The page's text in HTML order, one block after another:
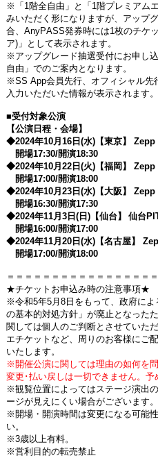
※「 1階全自由」と「 1階プレミアム
みいただく形になりますが、アップ
合、 AnyPASS発券時には1枚のチケ
ア)」として表示されます。
※アップグレード抽選受付にお申し
自由」でのご案内となります。
※SS App会員先行、オフィシャル先
入力いただいた情報が表示されます
■受付対象公演
【公演日程・会場】
◆2024年10月 16日 (水)【東京】
Zepp
開場17:30/開演18:30
◆2024年10月 22日 (火)【福岡】
Zepp
開場17:00/開演18:00
◆2024年10月 23日 (水)【大阪】
Zepp
開場16:30/開演17:30
◆2024年11月 3日 (日 )【仙台】 仙台
開場16:00/開演17:00
◆2024年11月 20日 (水)【名古屋】
開場17:00/開演18:00
＝＝＝＝＝＝＝＝＝＝＝＝＝＝＝＝
★チケットお申込み時の注意事項★
※令和5年5⽉ 8⽇をもって、政府に
の基本的対処⽅針」が廃⽌となった
関しては個⼈のご判断とさせていた
エチケットなど、周りのお客様にご
いたします。
※開催公演に関しては理由の如何を
変更･払い戻しは一切できません。予
※観覧位置によってはステージ演出
ージが見えにくい場合がございます。
※開場・開演時間は変更になる可能
い。
※3歳以上有料。
※営利目的の転売禁止